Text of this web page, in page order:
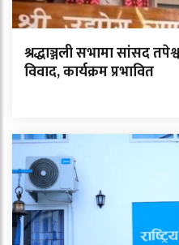
श्रद्धाञ्जली सभामा सांसद
विवाद, कार्यक्रम प्रभावित